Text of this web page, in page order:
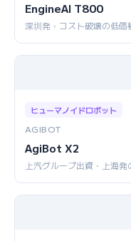
EngineAI T800
深圳発・コスト破壊の低
ヒューマノイドロボット
AGIBOT
AgiBot X2
上汽グループ出資・上海